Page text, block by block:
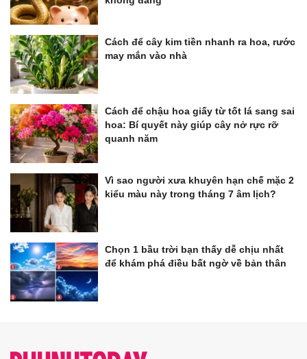
Cách để cây kim tiền nhanh ra hoa, rước
may mắn vào nhà
Cách để chậu hoa giấy từ tốt lá sang sai
hoa: Bí quyết này giúp cây nở rực rỡ
quanh năm
Vì sao người xưa khuyên hạn chế mặc 2
kiểu màu này trong tháng 7 âm lịch?
Chọn 1 bầu trời bạn thấy dễ chịu nhất
để khám phá điều bất ngờ về bản thân